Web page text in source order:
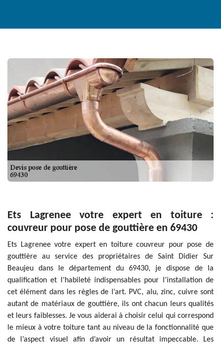
Ets Lagrenee votre expert en toiture :
couvreur pour pose de gouttière en 69430
Ets Lagrenee votre expert en toiture couvreur pour pose de
gouttière au service des propriétaires de Saint Didier Sur
Beaujeu dans le département du 69430, je dispose de la
qualification et l’habileté indispensables pour l’installation de
cet élément dans les règles de l’art. PVC, alu, zinc, cuivre sont
autant de matériaux de gouttière, ils ont chacun leurs qualités
et leurs faiblesses. Je vous aiderai à choisir celui qui correspond
le mieux à votre toiture tant au niveau de la fonctionnalité que
de l’aspect visuel afin d’avoir un résultat impeccable. Les